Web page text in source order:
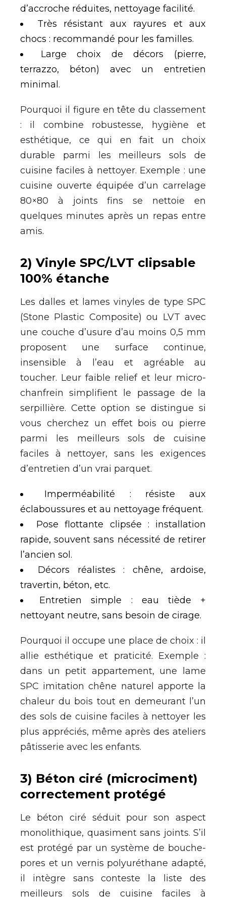
d’accroche réduites, nettoyage facilité.
Très résistant aux rayures et aux
chocs : recommandé pour les familles.
Large choix de décors (pierre,
terrazzo, béton) avec un entretien
minimal.
Pourquoi il figure en tête du classement
: il combine robustesse, hygiène et
esthétique, ce qui en fait un choix
durable parmi les meilleurs sols de
cuisine faciles à nettoyer. Exemple : une
cuisine ouverte équipée d’un carrelage
80×80 à joints fins se nettoie en
quelques minutes après un repas entre
amis.
2) Vinyle SPC/LVT clipsable
100% étanche
Les dalles et lames vinyles de type SPC
(Stone Plastic Composite) ou LVT avec
une couche d’usure d’au moins 0,5 mm
proposent une surface continue,
insensible à l’eau et agréable au
toucher. Leur faible relief et leur micro-
chanfrein simplifient le passage de la
serpillière. Cette option se distingue si
vous cherchez un effet bois ou pierre
parmi les meilleurs sols de cuisine
faciles à nettoyer, sans les exigences
d’entretien d’un vrai parquet.
Imperméabilité : résiste aux
éclaboussures et au nettoyage fréquent.
Pose flottante clipsée : installation
rapide, souvent sans nécessité de retirer
l’ancien sol.
Décors réalistes : chêne, ardoise,
travertin, béton, etc.
Entretien simple : eau tiède +
nettoyant neutre, sans besoin de cirage.
Pourquoi il occupe une place de choix : il
allie esthétique et praticité. Exemple :
dans un petit appartement, une lame
SPC imitation chêne naturel apporte la
chaleur du bois tout en demeurant l’un
des sols de cuisine faciles à nettoyer les
plus appréciés, même après des ateliers
pâtisserie avec les enfants.
3) Béton ciré (microciment)
correctement protégé
Le béton ciré séduit pour son aspect
monolithique, quasiment sans joints. S’il
est protégé par un système de bouche-
pores et un vernis polyuréthane adapté,
il intègre sans conteste la liste des
meilleurs sols de cuisine faciles à